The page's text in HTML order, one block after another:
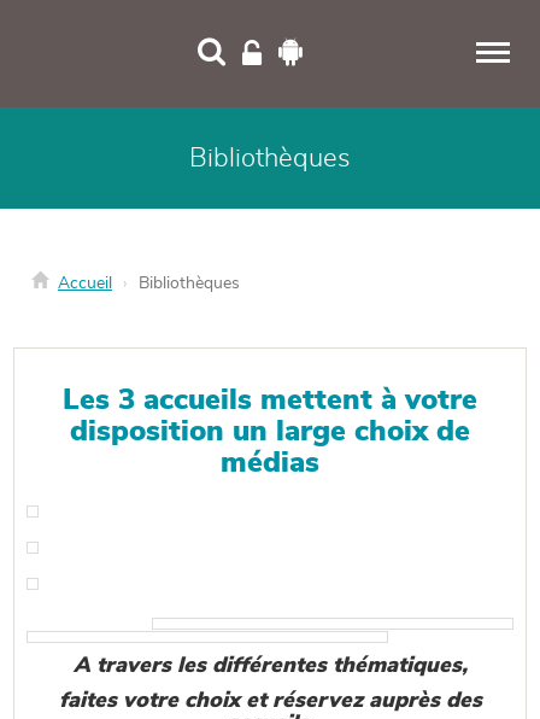
Bibliothèques
Accueil Bibliothèques
Les 3 accueils mettent à votre
disposition un large choix de
médias
A travers les différentes thématiques,
faites votre choix et réservez auprès des